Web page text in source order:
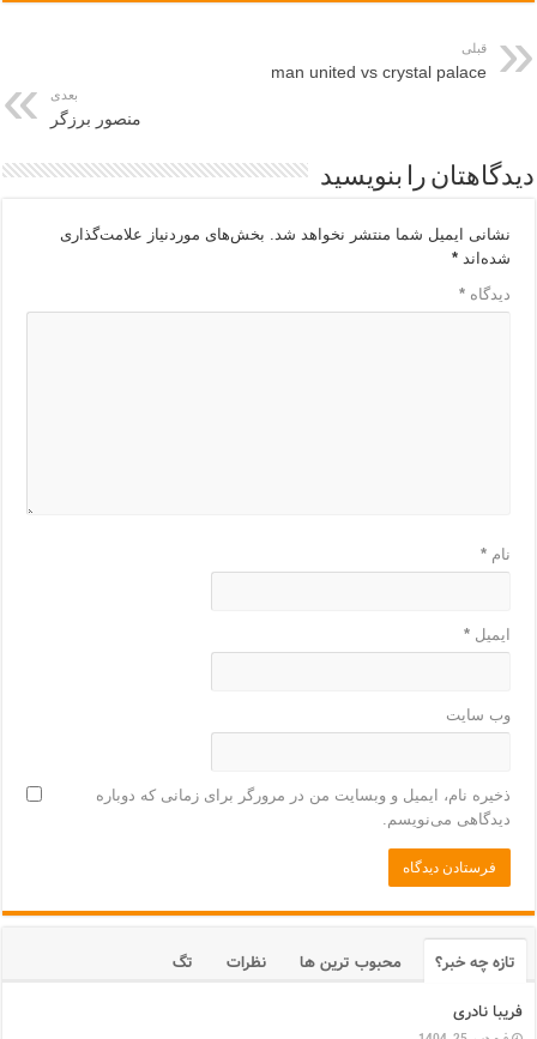
قبلی
man united vs crystal palace
بعدی
منصور برزگر
دیدگاهتان را بنویسید
نشانی ایمیل شما منتشر نخواهد شد.
بخش‌های موردنیاز علامت‌گذاری
شده‌اند*
دیدگاه*
نام*
ایمیل*
وب‌ سایت
ذخیره نام، ایمیل و وبسایت من در مرورگر برای زمانی که دوباره
دیدگاهی می‌نویسم.
تازه چه خبر؟ محبوب ترین ها نظرات
تگ
فریبا نادری